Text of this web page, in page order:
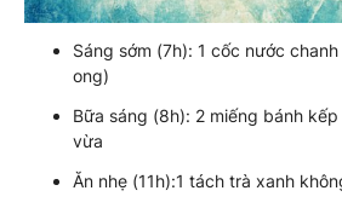
Sáng sớm (7h): 1 cốc nước
ong)
Bữa sáng (8h): 2 miếng bánh
vừa
Ăn nhẹ (11h):1 tách trà xanh